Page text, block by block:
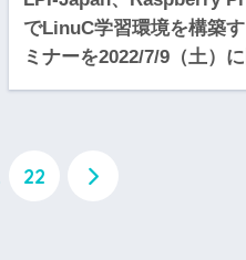
でLinuC学習環境を構築
ミナーを2022/7/9（土）
22